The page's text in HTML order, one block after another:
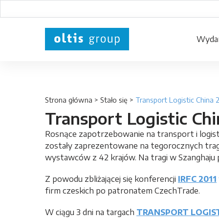
Strona główna > Stało się > Transport Logistic China
Transport Logistic
Rosnące zapotrzebowanie na transport i
zostały zaprezentowane na tegorocznych
wystawców z 42 krajów. Na tragi w Szanghaju
Z powodu zbliżającej się konferencji IRFC 2011
firm czeskich po patronatem CzechTrade.
W ciągu 3 dni na targach TRANSPORT